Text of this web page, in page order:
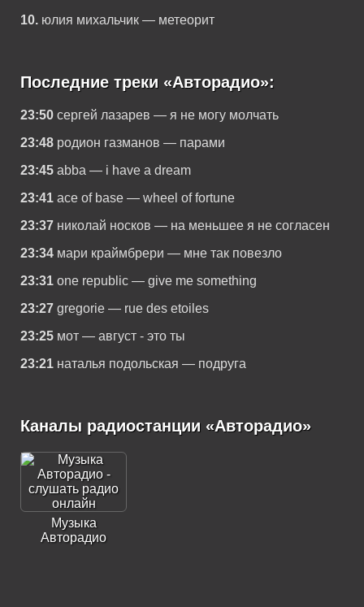
10. юлия михальчик — метеорит
Последние треки «Авторадио»:
23:50 сергей лазарев — я не могу молчать
23:48 родион газманов — парами
23:45 abba — i have a dream
23:41 ace of base — wheel of fortune
23:37 николай носков — на меньшее я не согласен
23:34 мари краймбрери — мне так повезло
23:31 one republic — give me something
23:27 gregorie — rue des etoiles
23:25 мот — август - это ты
23:21 наталья подольская — подруга
Каналы радиостанции «Авторадио»
Музыка
Авторадио